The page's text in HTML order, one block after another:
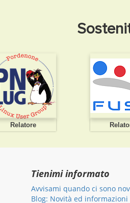
Relatore
Tienimi informato
Avvisami quando ci sono
Blog: Novità ed informazioni